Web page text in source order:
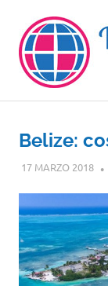
contenuto
Belize:
17 MARZO 2018